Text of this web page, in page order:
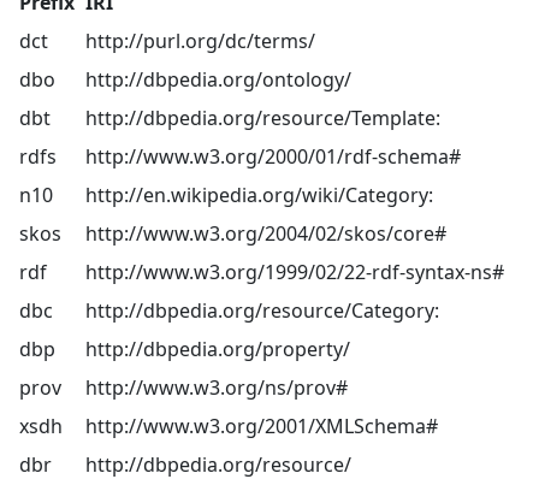
dct
http://purl.org/dc/terms/
dbo
http://dbpedia.org/ontology/
dbt
http://dbpedia.org/resource/Template:
rdfs
http://www.w3.org/2000/01/rdf-schema#
n10
http://en.wikipedia.org/wiki/Category:
skos
http://www.w3.org/2004/02/skos/core#
rdf
http://www.w3.org/1999/02/22-rdf-syntax-ns#
dbc
http://dbpedia.org/resource/Category:
dbp
http://dbpedia.org/property/
prov
http://www.w3.org/ns/prov#
xsdh
http://www.w3.org/2001/XMLSchema#
dbr
http://dbpedia.org/resource/